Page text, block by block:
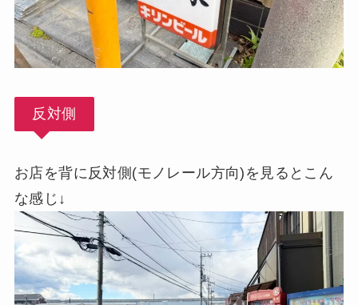
反対側
お店を背に反対側(モノレール方向)を見るとこん
な感じ↓